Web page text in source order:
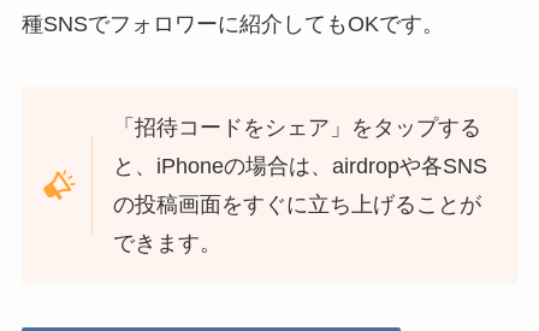
種SNSでフォロワーに紹介してもOKです。
「招待コードをシェア」をタップする
と、iPhoneの場合は、airdropや各SNS
の投稿画面をすぐに立ち上げることが
できます。